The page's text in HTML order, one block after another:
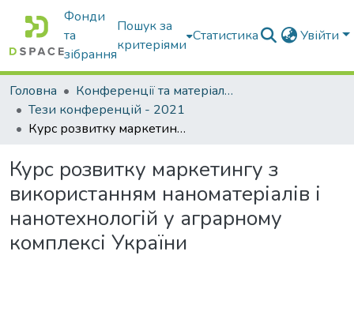
Фонди
та
зібрання
Пошук за
критеріями
Статистика Увійти
Головна
Конференції та матеріали конференцій
Тези конференцій - 2021
Курс розвитку маркетингу з використанням наноматеріалів і нанотехнологій у аграрному комплексі України
Курс розвитку маркетингу з
використанням наноматеріалів і
нанотехнологій у аграрному
комплексі України